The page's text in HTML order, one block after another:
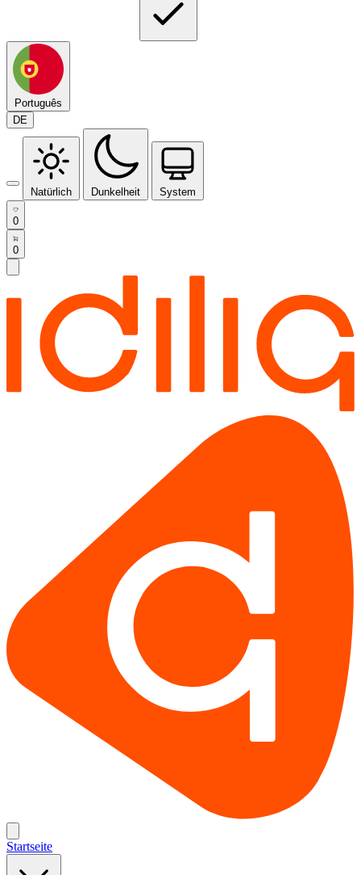
Português
DE
Natürlich Dunkelheit System
0
0
Startseite